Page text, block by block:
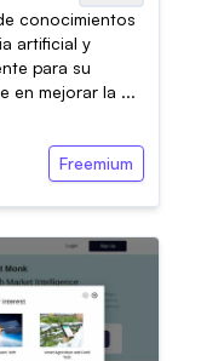
conocimientos
artificial y
para su
en mejorar la ...
Freemium